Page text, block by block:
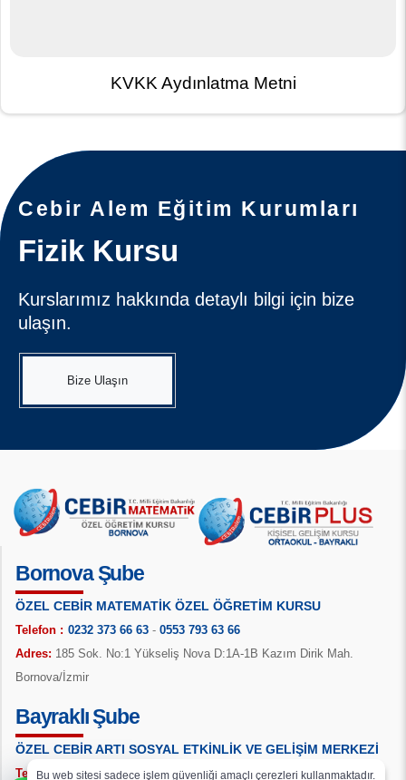
KVKK Aydınlatma Metni
Cebir Alem Eğitim Kurumları
Fizik Kursu
Kurslarımız hakkında detaylı bilgi için bize
ulaşın.
Bize Ulaşın
Bornova Şube
ÖZEL CEBİR MATEMATİK ÖZEL ÖĞRETİM KURSU
Telefon : 0232 373 66 63 - 0553 793 63 66
Adres: 185 Sok. No:1 Yükseliş Nova D:1A-1B Kazım Dirik Mah.
Bornova/İzmir
Bayraklı Şube
ÖZEL CEBİR ARTI SOSYAL ETKİNLİK VE GELİŞİM MERKEZİ
Telefon : 0232 999 68 63-0532 399 68 63
Bu web sitesi sadece işlem güvenliği amaçlı çerezleri kullanmaktadır.